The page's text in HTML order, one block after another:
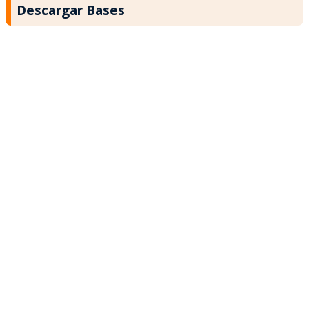
Descargar Bases